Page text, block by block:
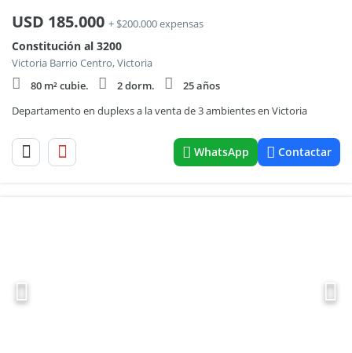
USD 185.000 + $200.000 expensas
Constitución al 3200
Victoria Barrio Centro, Victoria
80 m² cubie.
2 dorm.
25 años
Departamento en duplexs a la venta de 3 ambientes en Victoria
WhatsApp Contactar